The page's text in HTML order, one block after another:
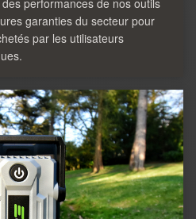
performances de nos outils
garanties du secteur pour
par les utilisateurs